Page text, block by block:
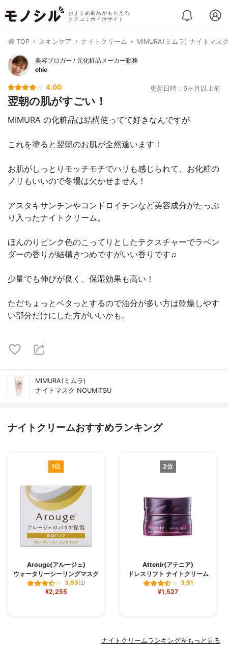
おすすめ商品がもらえる
クチコミポイ活サイト
TOP スキンケア ナイトクリーム MIMURA(ミムラ) ナイトマス
美容ブロガー / 元化粧品メーカー勤務
chie
4.00 更新日時：6ヶ月以上前
翌朝の肌がすごい！
MIMURA の化粧品は結構使ってて好きなんですが
これを塗ると翌朝のお肌が全然違います！
お肌がしっとりモッチモチでハリも感じられて、お化粧の
ノリもいいので冬場は欠かせません！
アスタキサンチンやコンドロイチンなど美容成分がたっぷ
り入ったナイトクリーム。
ほんのりピンク色のこってりとしたテクスチャーでラベン
ダーの香りが結構きつめですがいい香りです♫
少量でも伸びが良く、保湿効果も高い！
ただちょっとベタっとするので油分が多い方は乾燥しやす
い部分だけにした方がいいかも。
MIMURA(ミムラ)
ナイトマスク NOUMITSU
ナイトクリームおすすめランキング
1位
Arouge(アルージェ)
ウォータリーシーリングマスク
3.93(2)
¥2,255
2位
Attenir(アテニア)
ドレスリフト ナイトクリーム
3.91
¥1,527
ナイトクリームランキングをもっと見る